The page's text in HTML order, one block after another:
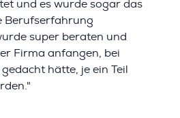
und es wurde sogar das
Berufserfahrung
super beraten und
Firma anfangen, bei
hätte, je ein Teil